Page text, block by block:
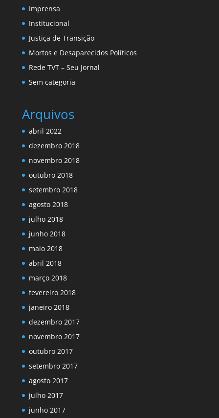
Imprensa
Institucional
Justiça de Transição
Mortos e Desaparecidos Políticos
Rede TVT – Seu Jornal
Sem categoria
Arquivos
abril 2022
dezembro 2018
novembro 2018
outubro 2018
setembro 2018
agosto 2018
julho 2018
junho 2018
maio 2018
abril 2018
março 2018
fevereiro 2018
janeiro 2018
dezembro 2017
novembro 2017
outubro 2017
setembro 2017
agosto 2017
julho 2017
junho 2017